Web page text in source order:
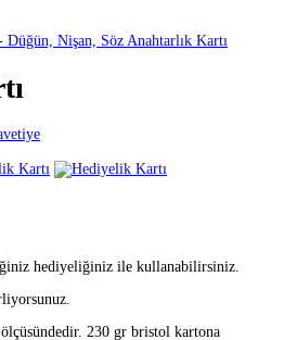
Nişan, Söz Anahtarlık Kartı
hediyeliğiniz ile kullanabilirsiniz.
230 gr bristol kartona